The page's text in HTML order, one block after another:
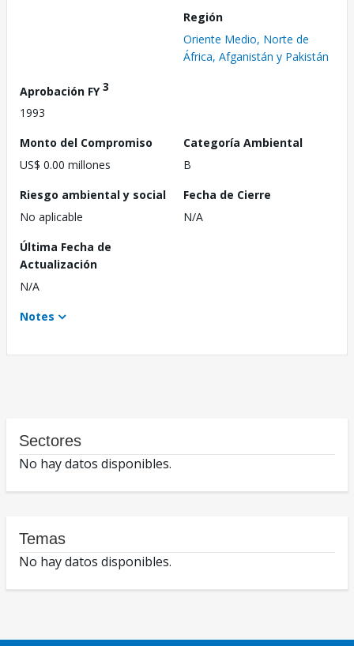
Región
Oriente Medio, Norte de
África, Afganistán y Pakistán
Aprobación FY3
1993
Monto del Compromiso
US$ 0.00 millones
Categoría Ambiental
B
Riesgo ambiental y social
No aplicable
Fecha de Cierre
N/A
Última Fecha de
Actualización
N/A
Notes
Sectores
No hay datos disponibles.
Temas
No hay datos disponibles.